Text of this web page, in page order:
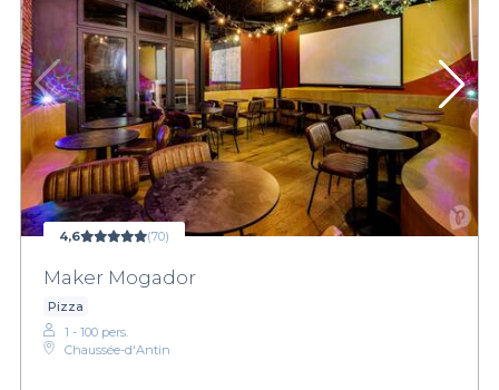
4,6 (70)
Maker Mogador
Pizza
1 - 100 pers.
Chaussée-d'Antin